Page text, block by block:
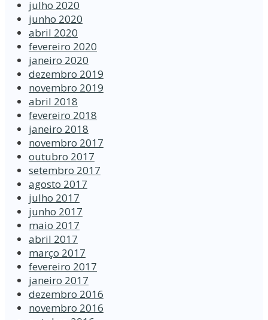
julho 2020
junho 2020
abril 2020
fevereiro 2020
janeiro 2020
dezembro 2019
novembro 2019
abril 2018
fevereiro 2018
janeiro 2018
novembro 2017
outubro 2017
setembro 2017
agosto 2017
julho 2017
junho 2017
maio 2017
abril 2017
março 2017
fevereiro 2017
janeiro 2017
dezembro 2016
novembro 2016